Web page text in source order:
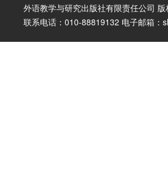
外语教学与研究出版社有限责任公司
联系电话：010-88819132 电子邮箱：